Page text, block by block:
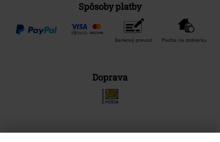
Spôsoby platby
Bankový prevod Platba na dobierku
Doprava